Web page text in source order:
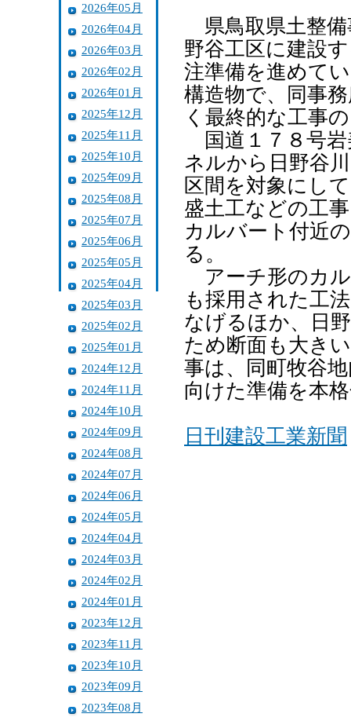
2026年05月
2026年04月
2026年03月
2026年02月
2026年01月
2025年12月
2025年11月
2025年10月
2025年09月
2025年08月
2025年07月
2025年06月
2025年05月
2025年04月
2025年03月
2025年02月
2025年01月
2024年12月
2024年11月
2024年10月
2024年09月
2024年08月
2024年07月
2024年06月
2024年05月
2024年04月
2024年03月
2024年02月
2024年01月
2023年12月
2023年11月
2023年10月
2023年09月
2023年08月
県鳥取県土整備
野谷工区に建設
注準備を進めて
構造物で、同事
く最終的な工事
国道１７８号岩
ネルから日野谷
区間を対象にし
盛土工などの工
カルバート付近
る。
アーチ形のカル
も採用された工
なげるほか、日
ため断面も大き
事は、同町牧谷
向けた準備を本
日刊建設工業新聞